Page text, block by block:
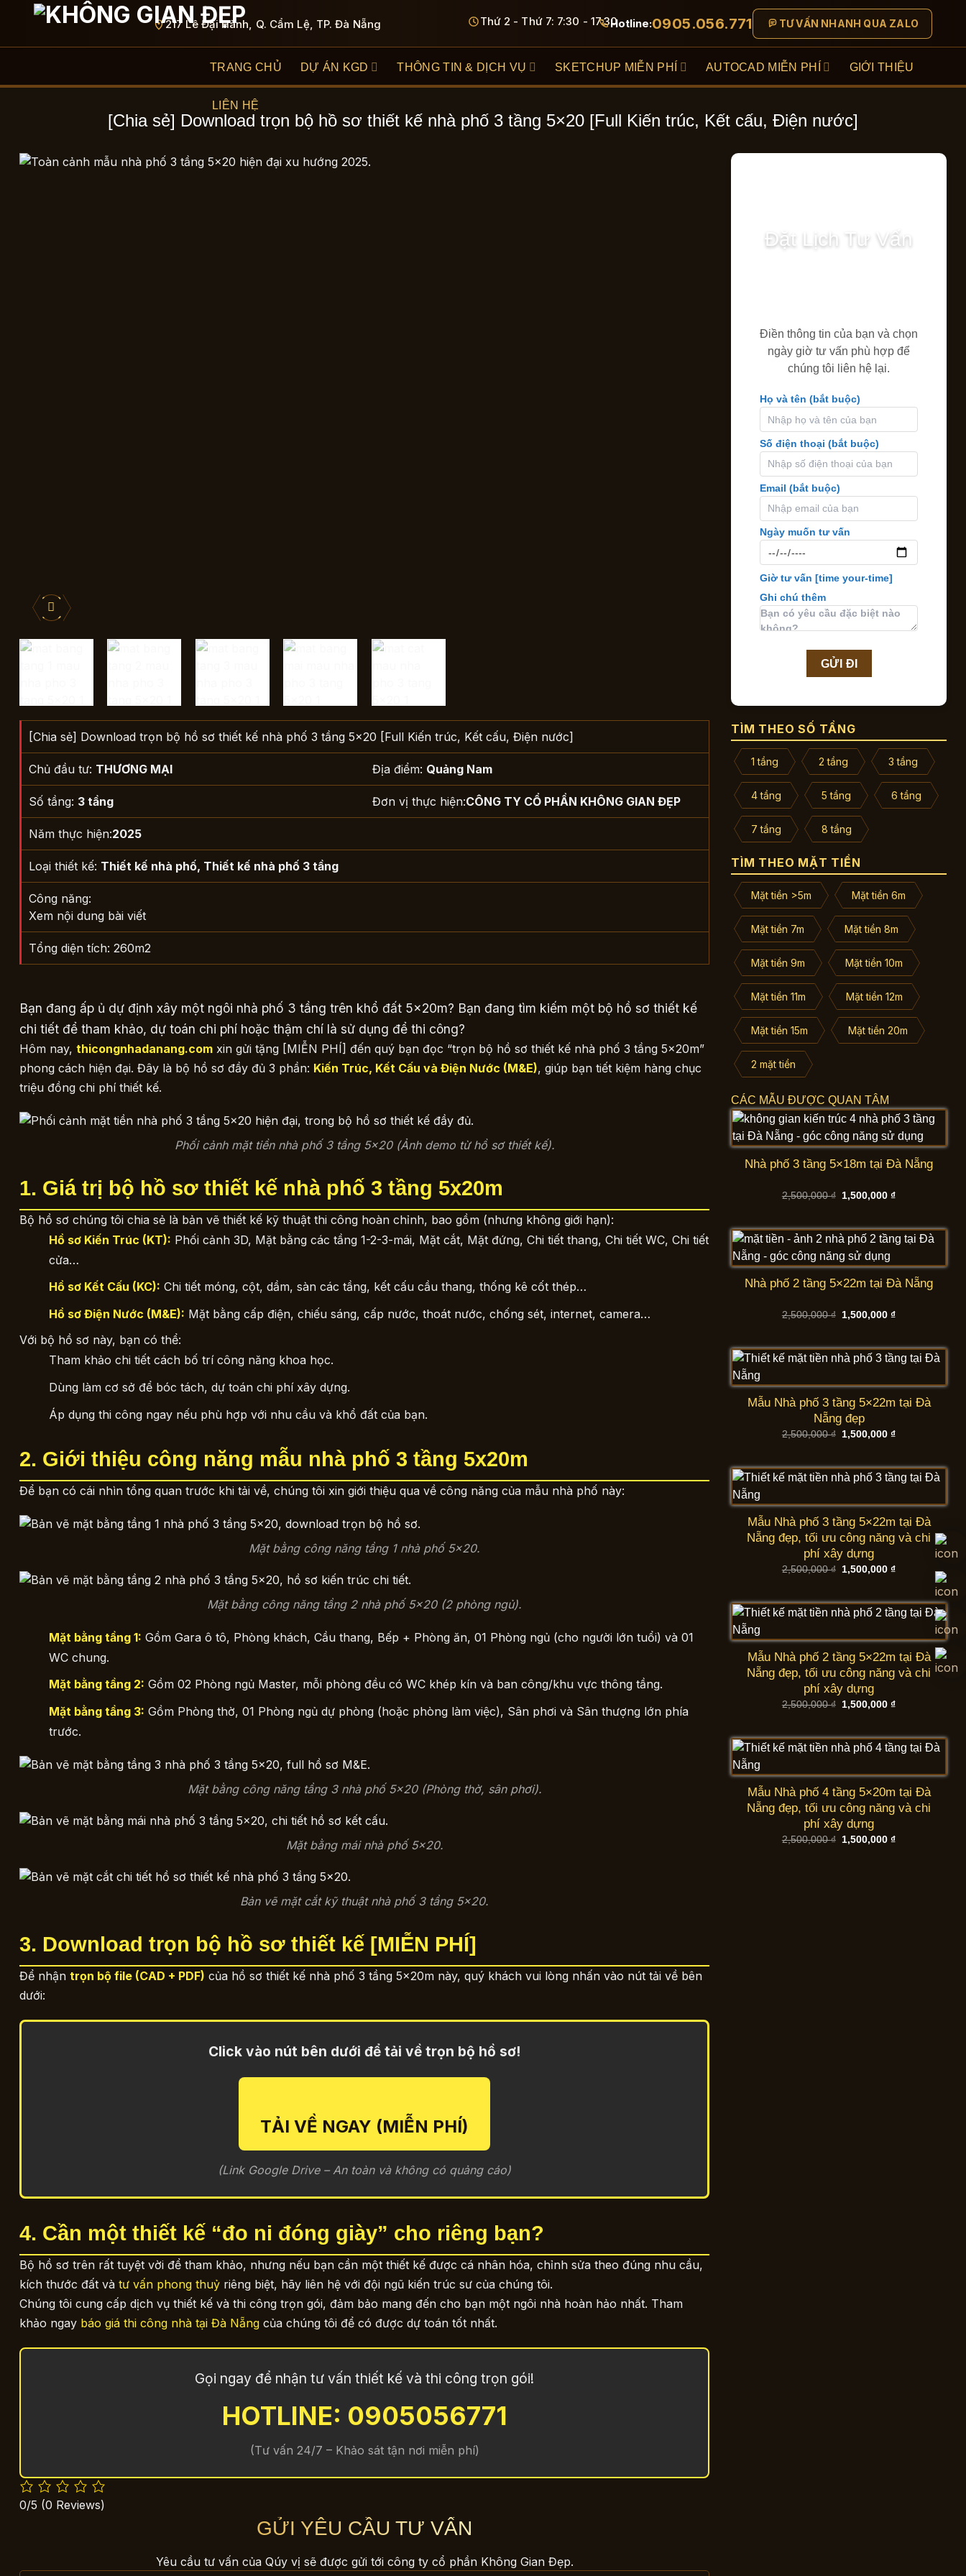
217 Lê Đại Hành, Q. Cẩm Lệ, TP. Đà Nẵng Thứ 2 - Thứ 7: 7:30 - 17:30Hotline:0905.056.771 TƯ VẤN NHANH QUA ZALO
TRANG CHỦ DỰ ÁN KGD THÔNG TIN & DỊCH VỤ SKETCHUP MIỄN PHÍ AUTOCAD MIỄN PHÍ GIỚI THIỆU
LIÊN HỆ
[Chia sẻ] Download trọn bộ hồ sơ thiết kế nhà phố 3 tầng 5×20 [Full Kiến trúc, Kết cấu, Điện nước]
[Chia sẻ] Download trọn bộ hồ sơ thiết kế nhà phố 3 tầng 5×20 [Full Kiến trúc, Kết cấu, Điện nước]
Chủ đầu tư: THƯƠNG MẠI Địa điểm: Quảng Nam
Số tầng: 3 tầng Đơn vị thực hiện:CÔNG TY CỔ PHẦN KHÔNG GIAN ĐẸP
Năm thực hiện:2025
Loại thiết kế: Thiết kế nhà phố, Thiết kế nhà phố 3 tầng
Công năng:
Xem nội dung bài viết
Tổng diện tích: 260m2
Bạn đang ấp ủ dự định xây một ngôi nhà phố 3 tầng trên khổ đất 5x20m? Bạn đang tìm kiếm một bộ hồ sơ thiết kế
chi tiết để tham khảo, dự toán chi phí hoặc thậm chí là sử dụng để thi công?
Hôm nay, thicongnhadanang.com xin gửi tặng [MIỄN PHÍ] đến quý bạn đọc “trọn bộ hồ sơ thiết kế nhà phố 3 tầng 5x20m”
phong cách hiện đại. Đây là bộ hồ sơ đầy đủ 3 phần: Kiến Trúc, Kết Cấu và Điện Nước (M&E), giúp bạn tiết kiệm hàng chục
triệu đồng chi phí thiết kế.
Phối cảnh mặt tiền nhà phố 3 tầng 5×20 (Ảnh demo từ hồ sơ thiết kế).
1. Giá trị bộ hồ sơ thiết kế nhà phố 3 tầng 5x20m
Bộ hồ sơ chúng tôi chia sẻ là bản vẽ thiết kế kỹ thuật thi công hoàn chỉnh, bao gồm (nhưng không giới hạn):
Hồ sơ Kiến Trúc (KT): Phối cảnh 3D, Mặt bằng các tầng 1-2-3-mái, Mặt cắt, Mặt đứng, Chi tiết thang, Chi tiết WC, Chi tiết
cửa…
Hồ sơ Kết Cấu (KC): Chi tiết móng, cột, dầm, sàn các tầng, kết cấu cầu thang, thống kê cốt thép…
Hồ sơ Điện Nước (M&E): Mặt bằng cấp điện, chiếu sáng, cấp nước, thoát nước, chống sét, internet, camera…
Với bộ hồ sơ này, bạn có thể:
Tham khảo chi tiết cách bố trí công năng khoa học.
Dùng làm cơ sở để bóc tách, dự toán chi phí xây dựng.
Áp dụng thi công ngay nếu phù hợp với nhu cầu và khổ đất của bạn.
2. Giới thiệu công năng mẫu nhà phố 3 tầng 5x20m
Để bạn có cái nhìn tổng quan trước khi tải về, chúng tôi xin giới thiệu qua về công năng của mẫu nhà phố này:
Mặt bằng công năng tầng 1 nhà phố 5×20.
Mặt bằng công năng tầng 2 nhà phố 5×20 (2 phòng ngủ).
Mặt bằng tầng 1: Gồm Gara ô tô, Phòng khách, Cầu thang, Bếp + Phòng ăn, 01 Phòng ngủ (cho người lớn tuổi) và 01
WC chung.
Mặt bằng tầng 2: Gồm 02 Phòng ngủ Master, mỗi phòng đều có WC khép kín và ban công/khu vực thông tầng.
Mặt bằng tầng 3: Gồm Phòng thờ, 01 Phòng ngủ dự phòng (hoặc phòng làm việc), Sân phơi và Sân thượng lớn phía
trước.
Mặt bằng công năng tầng 3 nhà phố 5×20 (Phòng thờ, sân phơi).
Mặt bằng mái nhà phố 5×20.
Bản vẽ mặt cắt kỹ thuật nhà phố 3 tầng 5×20.
3. Download trọn bộ hồ sơ thiết kế [MIỄN PHÍ]
Để nhận trọn bộ file (CAD + PDF) của hồ sơ thiết kế nhà phố 3 tầng 5x20m này, quý khách vui lòng nhấn vào nút tải về bên
dưới:
Click vào nút bên dưới để tải về trọn bộ hồ sơ!
TẢI VỀ NGAY (MIỄN PHÍ)
(Link Google Drive – An toàn và không có quảng cáo)
4. Cần một thiết kế “đo ni đóng giày” cho riêng bạn?
Bộ hồ sơ trên rất tuyệt vời để tham khảo, nhưng nếu bạn cần một thiết kế được cá nhân hóa, chỉnh sửa theo đúng nhu cầu,
kích thước đất và tư vấn phong thuỷ riêng biệt, hãy liên hệ với đội ngũ kiến trúc sư của chúng tôi.
Chúng tôi cung cấp dịch vụ thiết kế và thi công trọn gói, đảm bảo mang đến cho bạn một ngôi nhà hoàn hảo nhất. Tham
khảo ngay báo giá thi công nhà tại Đà Nẵng của chúng tôi để có được dự toán tốt nhất.
Gọi ngay để nhận tư vấn thiết kế và thi công trọn gói!
HOTLINE: 0905056771
(Tư vấn 24/7 – Khảo sát tận nơi miễn phí)
0/5 (0 Reviews)
GỬI YÊU CẦU TƯ VẤN
Yêu cầu tư vấn của Qúy vị sẽ được gửi tới công ty cổ phần Không Gian Đẹp.
Đặt Lịch Tư Vấn
Điền thông tin của bạn và chọn
ngày giờ tư vấn phù hợp để
chúng tôi liên hệ lại.
Họ và tên (bắt buộc)
Số điện thoại (bắt buộc)
Email (bắt buộc)
Ngày muốn tư vấn
Giờ tư vấn [time your-time]
Ghi chú thêm
TÌM THEO SỐ TẦNG
1 tầng 2 tầng 3 tầng
4 tầng 5 tầng 6 tầng
7 tầng 8 tầng
TÌM THEO MẶT TIỀN
Mặt tiền >5m Mặt tiền 6m
Mặt tiền 7m Mặt tiền 8m
Mặt tiền 9m Mặt tiền 10m
Mặt tiền 11m Mặt tiền 12m
Mặt tiền 15m Mặt tiền 20m
2 mặt tiền
CÁC MẪU ĐƯỢC QUAN TÂM
Nhà phố 3 tầng 5×18m tại Đà Nẵng
2,500,000₫ Giá
2,500,000 ₫.
1,500,000₫Giá
là:
1,500,000 ₫.
Nhà phố 2 tầng 5×22m tại Đà Nẵng
2,500,000₫ Giá
2,500,000 ₫.
1,500,000₫Giá
là:
1,500,000 ₫.
Mẫu Nhà phố 3 tầng 5×22m tại Đà
Nẵng đẹp
2,500,000₫ Giá
2,500,000 ₫.
1,500,000₫Giá
là:
1,500,000 ₫.
Mẫu Nhà phố 3 tầng 5×22m tại Đà
Nẵng đẹp, tối ưu công năng và chi
phí xây dựng
2,500,000₫ Giá
2,500,000 ₫.
1,500,000₫Giá
là:
1,500,000 ₫.
Mẫu Nhà phố 2 tầng 5×22m tại Đà
Nẵng đẹp, tối ưu công năng và chi
phí xây dựng
2,500,000₫ Giá
2,500,000 ₫.
1,500,000₫Giá
là:
1,500,000 ₫.
Mẫu Nhà phố 4 tầng 5×20m tại Đà
Nẵng đẹp, tối ưu công năng và chi
phí xây dựng
2,500,000₫ Giá
1,500,000₫Giá